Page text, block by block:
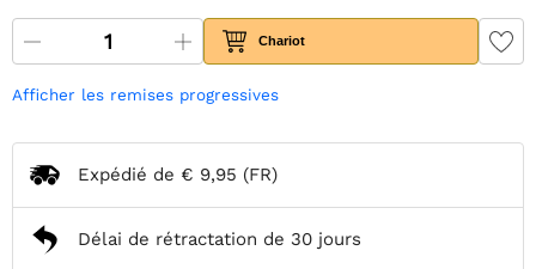
Chariot
Afficher les remises progressives
Expédié de € 9,95 (FR)
Délai de rétractation de 30 jours